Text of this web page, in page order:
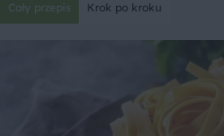
Cały przepis Krok po kroku